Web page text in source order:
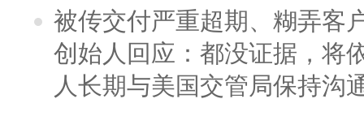
被传交付严重超期、糊弄客
创始人回应：都没证据，将
人长期与美国交管局保持沟